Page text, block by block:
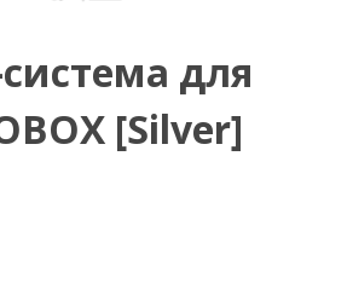
для
[Silver]